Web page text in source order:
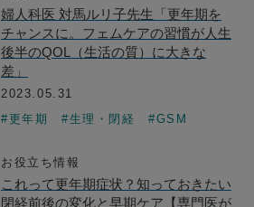
婦人科医 対馬ルリ子先生「更年期を
チャンスに。フェムケアの習慣が人生
後半のQOL（生活の質）に大きな
差」
2023.05.31
#更年期
#生理・閉経 #GSM
お役立ち情報
これって更年期症状？知っておきたい
閉経前後の変化と早期ケア【専門医が